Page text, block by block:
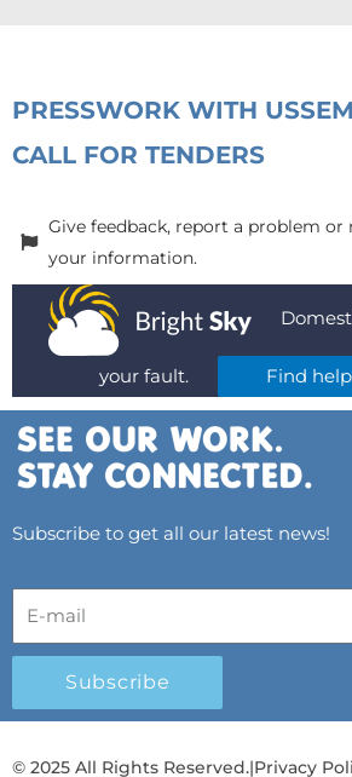
PRESSWORK WITH US
CALL FOR TENDERS
Give feedback, report a problem or
your information.
your fault. Find
Subscribe to get all our latest news!
Subscribe
© 2025 All Rights Reserved.|Privacy